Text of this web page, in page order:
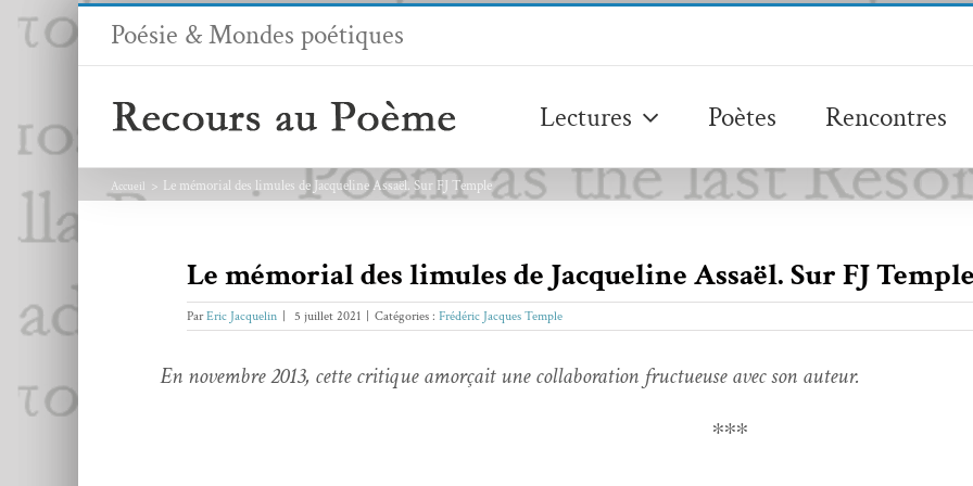
Passer
Poésie & Mondes poétiques
Lectures Poètes Rencontres
Accueil Le mémorial des limules de Jacqueline Assaël. Sur FJ Temple
Le mémorial des limules de Jacqueline Assaël. Sur FJ Temple
ParEric Jacquelin 5 juillet 2021 Catégories : Frédéric Jacques Temple
En novem­bre 2013, cette cri­tique amorçait une col­lab­o­ra­tion fructueuse avec son auteur.
∗∗∗